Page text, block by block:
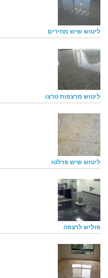
ליטוש שיש מחירים
ליטוש מרצפות טרצו
ליטוש שיש פרלטו
פוליש לרצפה